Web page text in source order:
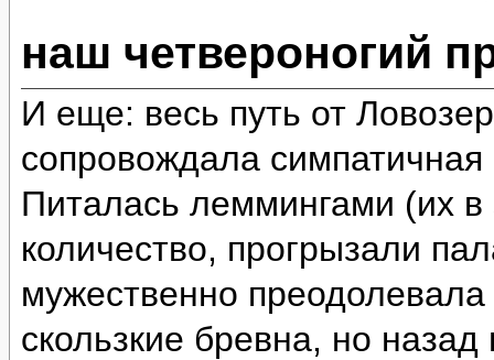
наш четвероногий
И еще: весь путь от
сопровождала симпатичная
Питалась леммингами (их
количество, прогрызали
мужественно
скользкие бревна, но